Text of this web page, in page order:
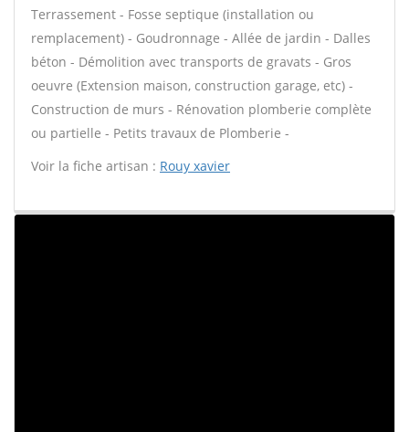
Terrassement - Fosse septique (installation ou
remplacement) - Goudronnage - Allée de jardin - Dalles
béton - Démolition avec transports de gravats - Gros
oeuvre (Extension maison, construction garage, etc) -
Construction de murs - Rénovation plomberie complète
ou partielle - Petits travaux de Plomberie -
Voir la fiche artisan : Rouy xavier